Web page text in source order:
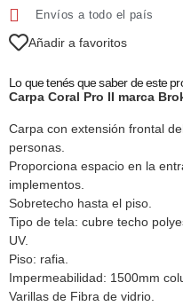
Envíos a todo el país
Añadir a favoritos
Lo que tenés que saber de este
Carpa Coral Pro II marca
Carpa con extensión frontal
personas.
Proporciona espacio en la
implementos.
Sobretecho hasta el piso.
Tipo de tela: cubre techo
UV.
Piso: rafia.
Impermeabilidad: 1500mm
Varillas de Fibra de vidrio.